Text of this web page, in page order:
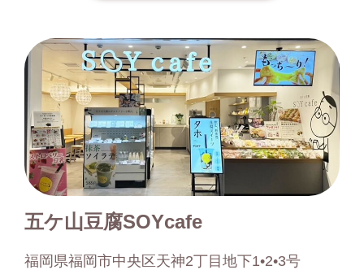
五ケ山豆腐SOYcafe
福岡県福岡市中央区天神2丁目地下1•2•3号